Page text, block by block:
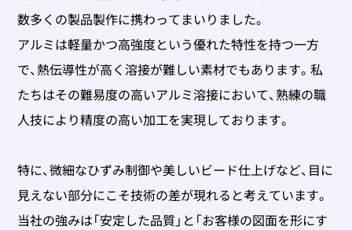
数多くの製品製作に携わってまいりました。
アルミは軽量かつ高強度という優れた特性を持つ一方
で、熱伝導性が高く溶接が難しい素材でもあります。私
たちはその難易度の高いアルミ溶接において、熟練の職
人技により精度の高い加工を実現しております。
特に、微細なひずみ制御や美しいビード仕上げなど、目に
見えない部分にこそ技術の差が現れると考えています。
当社の強みは「安定した品質」と「お客様の図面を形にす